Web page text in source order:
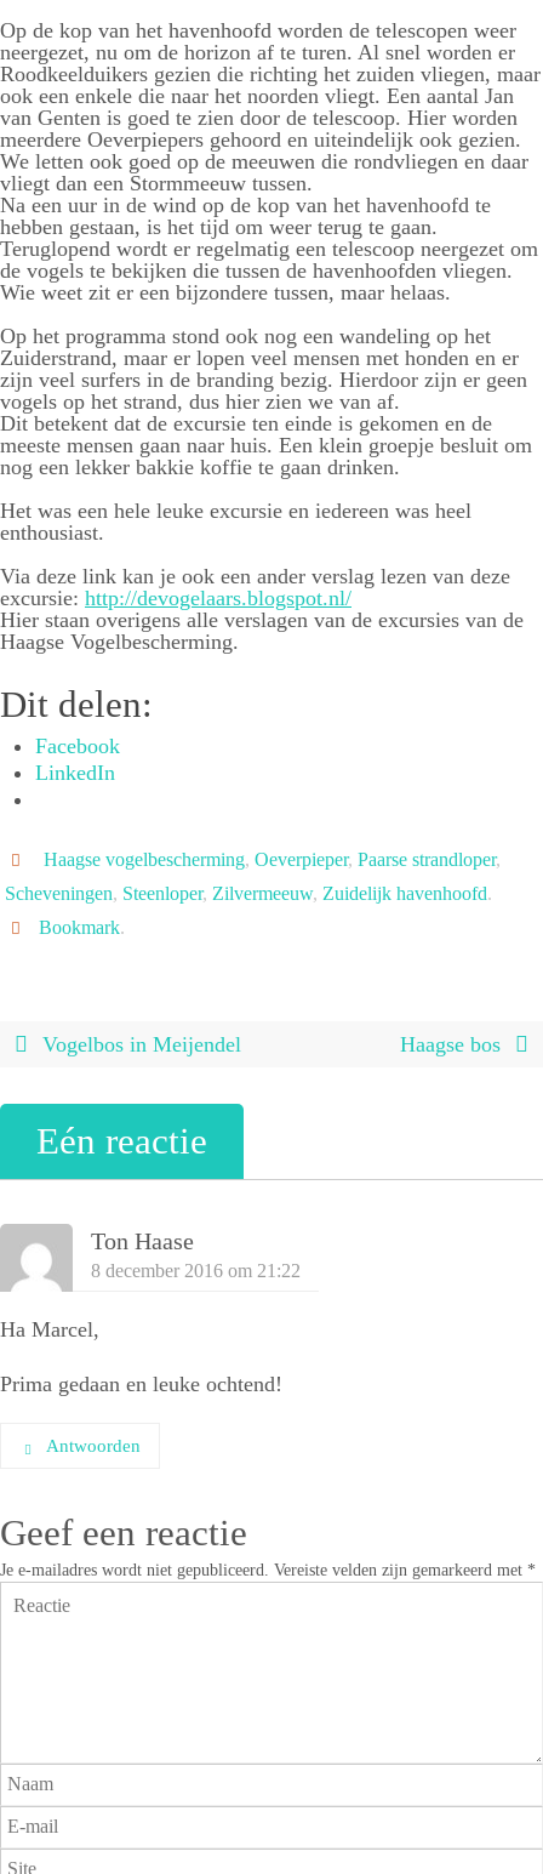
Op de kop van het havenhoofd worden de telescopen weer
neergezet, nu om de horizon af te turen. Al snel worden er
Roodkeelduikers gezien die richting het zuiden vliegen, maar
ook een enkele die naar het noorden vliegt. Een aantal Jan
van Genten is goed te zien door de telescoop. Hier worden
meerdere Oeverpiepers gehoord en uiteindelijk ook gezien.
We letten ook goed op de meeuwen die rondvliegen en daar
vliegt dan een Stormmeeuw tussen.
Na een uur in de wind op de kop van het havenhoofd te
hebben gestaan, is het tijd om weer terug te gaan.
Teruglopend wordt er regelmatig een telescoop neergezet om
de vogels te bekijken die tussen de havenhoofden vliegen.
Wie weet zit er een bijzondere tussen, maar helaas.
Op het programma stond ook nog een wandeling op het
Zuiderstrand, maar er lopen veel mensen met honden en er
zijn veel surfers in de branding bezig. Hierdoor zijn er geen
vogels op het strand, dus hier zien we van af.
Dit betekent dat de excursie ten einde is gekomen en de
meeste mensen gaan naar huis. Een klein groepje besluit om
nog een lekker bakkie koffie te gaan drinken.
Het was een hele leuke excursie en iedereen was heel
enthousiast.
Via deze link kan je ook een ander verslag lezen van deze
excursie: http://devogelaars.blogspot.nl/
Hier staan overigens alle verslagen van de excursies van de
Haagse Vogelbescherming.
Dit delen:
Facebook
LinkedIn
Haagse vogelbescherming, Oeverpieper, Paarse strandloper,
Scheveningen, Steenloper, Zilvermeeuw, Zuidelijk havenhoofd.
Bookmark.
Vogelbos in Meijendel Haagse bos
Eén reactie
Ton Haase
8 december 2016 om 21:22
Ha Marcel,
Prima gedaan en leuke ochtend!
Antwoorden
Geef een reactie
Je e-mailadres wordt niet gepubliceerd. Vereiste velden zijn gemarkeerd met *